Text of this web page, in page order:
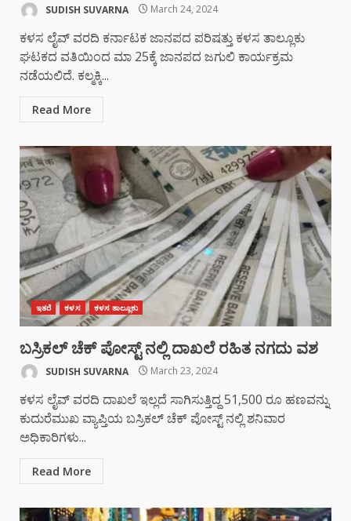
SUDISH SUVARNA March 24, 2024
ಕಳಸ ಲೈವ್ ವರದಿ ಕರ್ನಾಟಕ ಜಾನಪದ ಪರಿಷತ್ತು ಕಳಸ ತಾಲ್ಲೂಕು
ಘಟಕದ ವತಿಯಿಂದ ಮಾ 25ಕ್ಕೆ ಜಾನಪದ ಜಗುಲಿ ಕಾರ್ಯಕ್ರಮ
ನಡೆಯಲಿದೆ. ಕಲ್ಮಕ್ಕಿ...
Read More
ಇತರೆ ಕಳಸ ಕಳಸ ತಾಲ್ಲೂಕು
ಬಸ್ರಿಕಲ್ ಚೆಕ್ ಪೋಸ್ಟ್ ನಲ್ಲಿ ದಾಖಲೆ ರಹಿತ ನಗದು ವಶ
SUDISH SUVARNA March 23, 2024
ಕಳಸ ಲೈವ್ ವರದಿ ದಾಖಲೆ ಇಲ್ಲದೆ ಸಾಗಿಸುತ್ತಿದ್ದ 51,500 ರೂ ಹಣವನ್ನು
ಕುದುರೆಮುಖ ವ್ಯಾಪ್ತಿಯ ಬಸ್ರಿಕಲ್ ಚೆಕ್ ಪೋಸ್ಟ್ ನಲ್ಲಿ ಶನಿವಾರ
ಅಧಿಕಾರಿಗಳು...
Read More